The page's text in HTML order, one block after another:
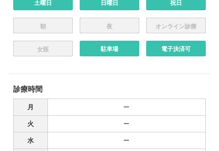
土曜日 日曜日 祝日
朝 夜 オンライン診療
女医 駐車場 電子決済可
診療時間
月 ー
火 ー
水 ー